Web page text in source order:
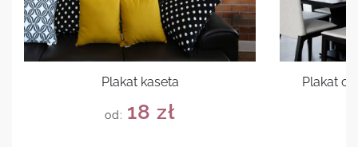
Plakat kaseta
od: 18 zł
Plakat